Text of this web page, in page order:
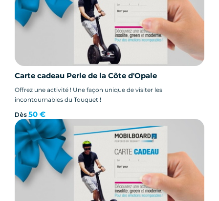
Carte cadeau Perle de la Côte d'Opale
Offrez une activité ! Une façon unique de visiter les
incontournables du Touquet !
Dès 50 €